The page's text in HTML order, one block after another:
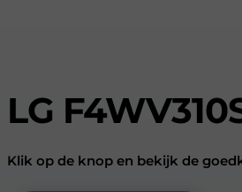
LG
Klik op de knop en bekijk de